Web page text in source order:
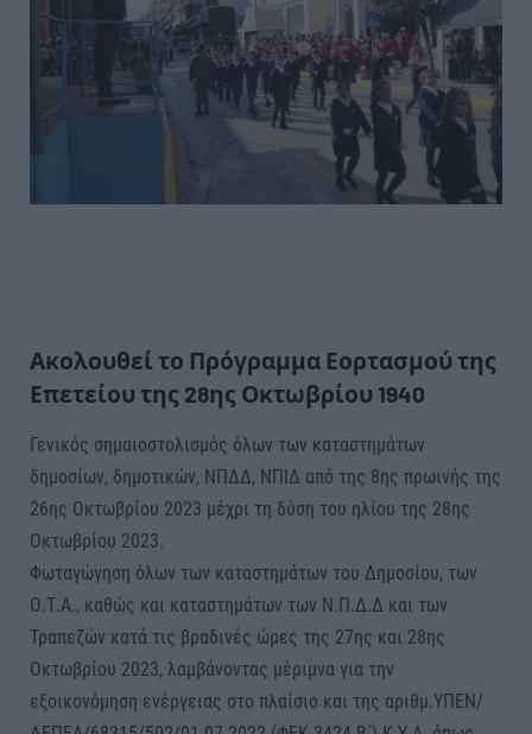
Ακολουθεί το Πρόγραμμα Εορτασμού της
Επετείου της 28ης Οκτωβρίου 1940
Γενικός σημαιοστολισμός όλων των καταστημάτων
δημοσίων, δημοτικών, ΝΠΔΔ, ΝΠΙΔ από της 8ης πρωινής της
26ης Οκτωβρίου 2023 μέχρι τη δύση του ηλίου της 28ης
Οκτωβρίου 2023.
Φωταγώγηση όλων των καταστημάτων του Δημοσίου, των
Ο.Τ.Α., καθώς και καταστημάτων των Ν.Π.Δ.Δ και των
Τραπεζών κατά τις βραδινές ώρες της 27ης και 28ης
Οκτωβρίου 2023, λαμβάνοντας μέριμνα για την
εξοικονόμηση ενέργειας στο πλαίσιο και της αριθμ.ΥΠΕΝ/